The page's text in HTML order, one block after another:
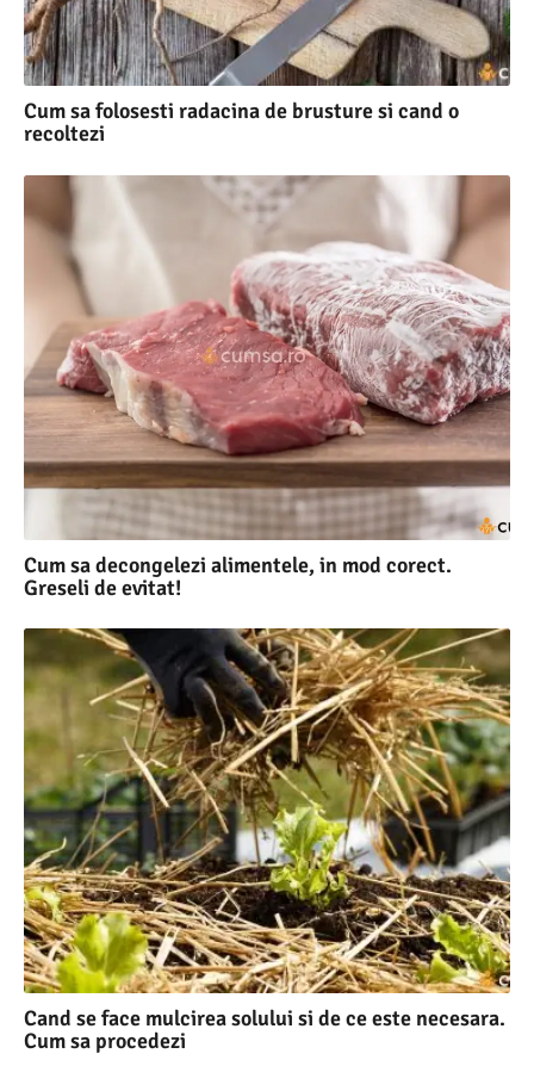
Cum sa folosesti radacina de brusture si cand o
recoltezi
Cum sa decongelezi alimentele, in mod corect.
Greseli de evitat!
Cand se face mulcirea solului si de ce este necesara.
Cum sa procedezi